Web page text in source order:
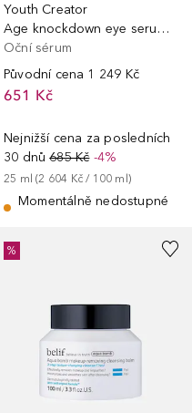
Youth Creator
Age knockdown eye serum 2.5
Oční sérum
Původní cena 1 249 Kč
651 Kč
Nejnižší cena za posledních
30 dnů 685 Kč-4%
25 ml (2 604 Kč / 100 ml)
Momentálně nedostupné
%